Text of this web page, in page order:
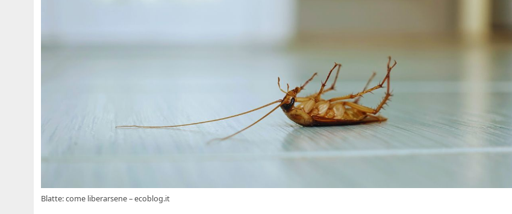
Blatte: come liberarsene – ecoblog.it